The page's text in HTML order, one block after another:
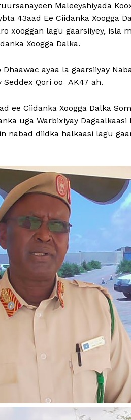
Maleeyshiyada
43aad Ee Ciidanka Xoogga
xooggan lagu gaarsiiyey, isla
Xoogga Dalka.
ayaa la gaarsiiyay
Seddex Qori oo AK47 ah.
ee Ciidanka Xoogga Dalka
uga Warbixiyay
nabad diidka halkaasi lagu